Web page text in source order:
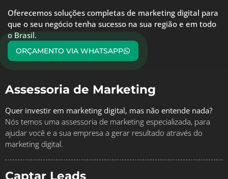
Oferecemos soluções completas de marketing digital para
que o seu negócio tenha sucesso na sua região e em todo
o Brasil.
ORÇAMENTO VIA WHATSAPP
Assessoria de Marketing
Quer investir em marketing digital, mas não entende nada?
Nós temos uma assessoria de marketing especializada, para
ajudar você e a sua empresa a gerar resultado através do
marketing digital.
Captar Leads